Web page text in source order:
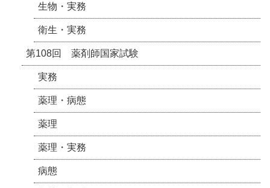
生物・実務
衛生・実務
第108回 薬剤師国家試験
実務
薬理・病態
薬理
薬理・実務
病態